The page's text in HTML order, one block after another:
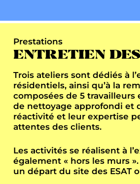
Prestations
ENTRETIEN
Trois ateliers sont dédiés à
résidentiels, ainsi qu’à la
composées de 5
de nettoyage approfondi et
réactivité et leur expertise
attentes des clients.
Les activités se réalisent à
également « hors les murs
un départ du site des ESAT